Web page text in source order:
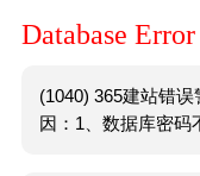
Database Error
(1040) 365建站错
因：1、数据库密码